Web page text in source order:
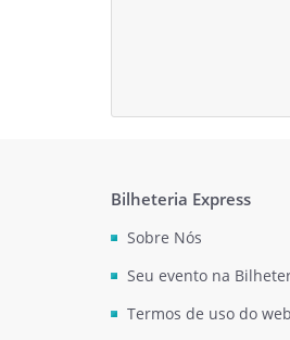
Bilheteria Express
Sobre Nós
Seu evento na
Termos de uso do